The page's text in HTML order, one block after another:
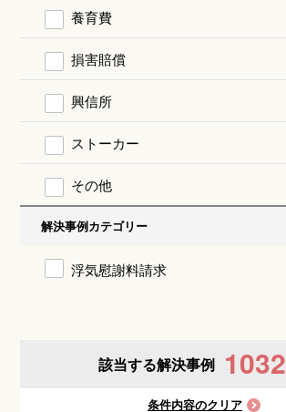
養育費
損害賠償
興信所
ストーカー
その他
解決事例カテゴリー
浮気慰謝料請求
該当する解決事例 1032
条件内容のクリア